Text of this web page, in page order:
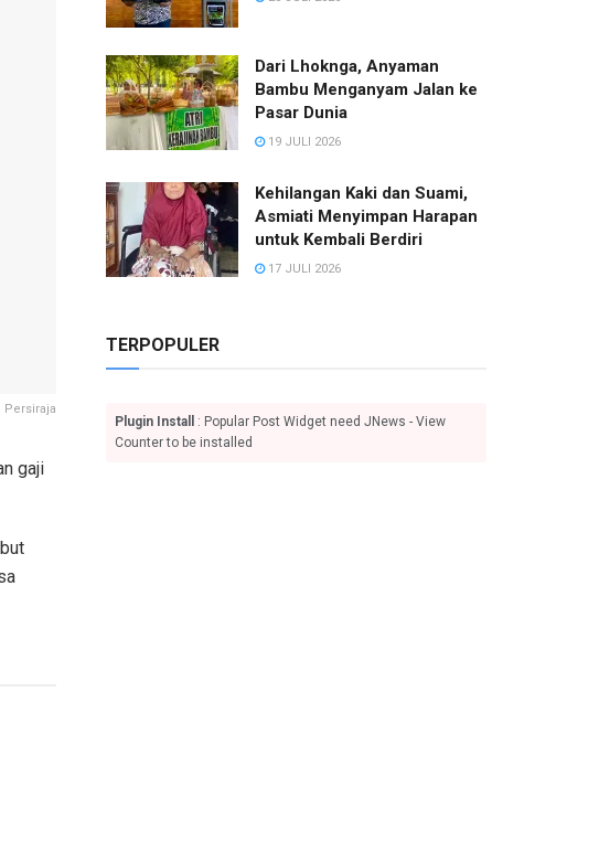
Persiraja
gaji
Dari Lhoknga, Anyaman
Bambu Menganyam Jalan ke
Pasar Dunia
19 JULI 2026
Kehilangan Kaki dan Suami,
Asmiati Menyimpan Harapan
untuk Kembali Berdiri
17 JULI 2026
TERPOPULER
Plugin Install
: Popular Post Widget need JNews - View
Counter to be installed